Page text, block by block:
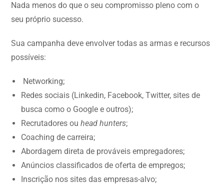
Nada menos do que o seu compromisso pleno com o
seu próprio sucesso.
Sua campanha deve envolver todas as armas e recursos
possíveis:
Networking;
Redes sociais (Linkedin, Facebook, Twitter, sites de
busca como o Google e outros);
Recrutadores ouhead hunters;
Coaching de carreira;
Abordagem direta de prováveis empregadores;
Anúncios classificados de oferta de empregos;
Inscrição nos sites das empresas-alvo;